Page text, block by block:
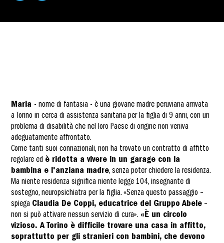
Maria - nome di fantasia - è una giovane madre peruviana arrivata
a Torino in cerca di assistenza sanitaria per la figlia di 9 anni, con un
problema di disabilità che nel loro Paese di origine non veniva
adeguatamente affrontato.
Come tanti suoi connazionali, non ha trovato un contratto di affitto
regolare ed è ridotta a vivere in un garage con la
bambina e l'anziana madre, senza poter chiedere la residenza.
Ma niente residenza significa niente legge 104, insegnante di
sostegno, neuropsichiatra per la figlia. «Senza questo passaggio –
spiega Claudia De Coppi, educatrice del Gruppo Abele –
non si può attivare nessun servizio di cura». «È un circolo
vizioso. A Torino è difficile trovare una casa in affitto,
soprattutto per gli stranieri con bambini, che devono